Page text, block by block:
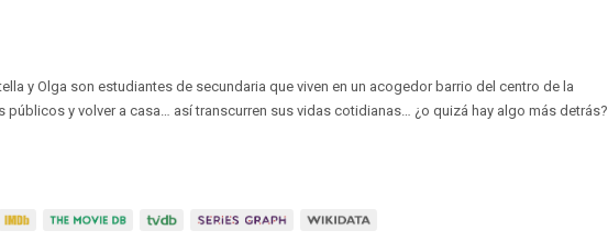
y Olga son estudiantes de secundaria que viven en un acogedor barrio del centro de la
públicos y volver a casa… así transcurren sus vidas cotidianas… ¿o quizá hay algo más detrás?